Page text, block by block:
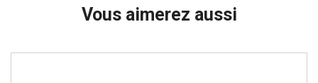
Vous aimerez aussi